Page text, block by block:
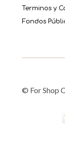
Terminos y
Fondos
© For Shop